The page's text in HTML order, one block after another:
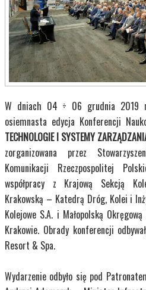
W dniach 04 ÷ 06 grudnia 2019
osiemnasta edycja Konferencji
TECHNOLOGIE I SYSTEMY
zorganizowana przez
Komunikacji Rzeczpospolitej
współpracy z Krajową Sekcją
Krakowską – Katedrą Dróg, Kolei i
Kolejowe S.A. i Małopolską
Krakowie. Obrady konferencji
Resort & Spa.
Wydarzenie odbyło się pod